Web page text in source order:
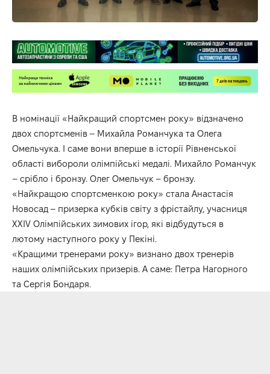
В номінації «Найкращий спортсмен року» відзначено
двох спортсменів – Михайла Романчука та Олега
Омельчука. І саме вони вперше в історії Рівненської
області вибороли олімпійські медалі. Михайло Романчук
– срібло і бронзу. Олег Омельчук – бронзу.
«Найкращою спортсменкою року» стала Анастасія
Новосад – призерка кубків світу з фрістайлу, учасниця
ХХІV Олімпійських зимових ігор, які відбудуться в
лютому наступного року у Пекіні.
«Кращими тренерами року» визнано двох тренерів
наших олімпійських призерів. А саме: Петра Нагорного
та Сергія Бондаря.